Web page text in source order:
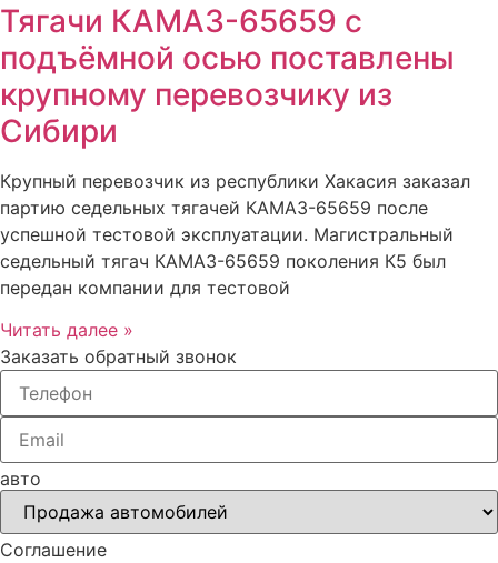
Тягачи КАМАЗ-65659 с
подъёмной осью поставлены
крупному перевозчику из
Сибири
Крупный перевозчик из республики Хакасия заказал
партию седельных тягачей КАМАЗ-65659 после
успешной тестовой эксплуатации. Магистральный
седельный тягач КАМАЗ-65659 поколения К5 был
передан компании для тестовой
Читать далее »
Заказать обратный звонок
авто
Соглашение